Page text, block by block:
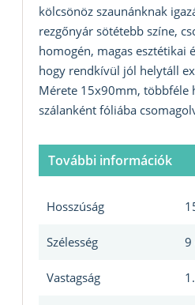
kölcsönöz szaunánknak
rezgőnyár sötétebb színe,
homogén, magas esztétikai
hogy rendkívül jól helytáll
Mérete 15x90mm, többféle
szálanként fóliába
További információk
Hosszúság
Szélesség 9
Vastagság